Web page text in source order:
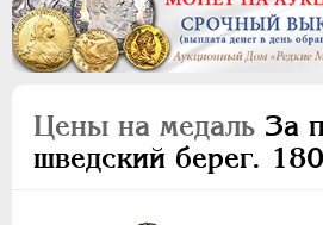
Цены на медаль За
шведский берег.
ВСЕ
ПEТР I 1699-1725
ПЕТР II 1727-1729
АННА ИОАННОВНА 1730-